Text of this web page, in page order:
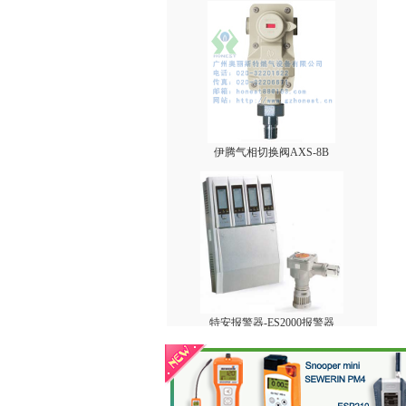
伊腾气相切换阀AXS-8B
特安报警器-ES2000报警器